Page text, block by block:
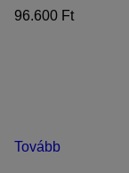
96.600 Ft
Tovább